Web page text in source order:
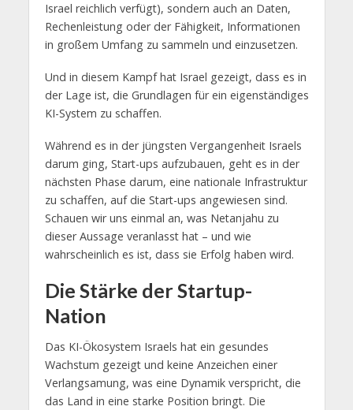
Israel reichlich verfügt), sondern auch an Daten,
Rechenleistung oder der Fähigkeit, Informationen
in großem Umfang zu sammeln und einzusetzen.
Und in diesem Kampf hat Israel gezeigt, dass es in
der Lage ist, die Grundlagen für ein eigenständiges
KI-System zu schaffen.
Während es in der jüngsten Vergangenheit Israels
darum ging, Start-ups aufzubauen, geht es in der
nächsten Phase darum, eine nationale Infrastruktur
zu schaffen, auf die Start-ups angewiesen sind.
Schauen wir uns einmal an, was Netanjahu zu
dieser Aussage veranlasst hat – und wie
wahrscheinlich es ist, dass sie Erfolg haben wird.
Die Stärke der Startup-
Nation
Das KI-Ökosystem Israels hat ein gesundes
Wachstum gezeigt und keine Anzeichen einer
Verlangsamung, was eine Dynamik verspricht, die
das Land in eine starke Position bringt. Die